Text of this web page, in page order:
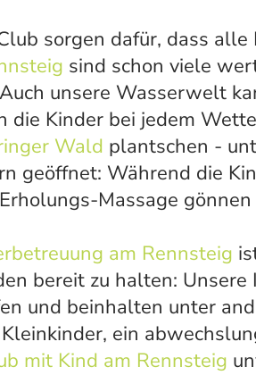
sorgen dafür, dass
sind schon viele
unsere Wasserwelt
Kinder bei jedem
Wald plantschen -
geöffnet: Während die
Massage
am Rennsteig
bereit zu halten:
und beinhalten unter
ein
mit Kind am Rennsteig